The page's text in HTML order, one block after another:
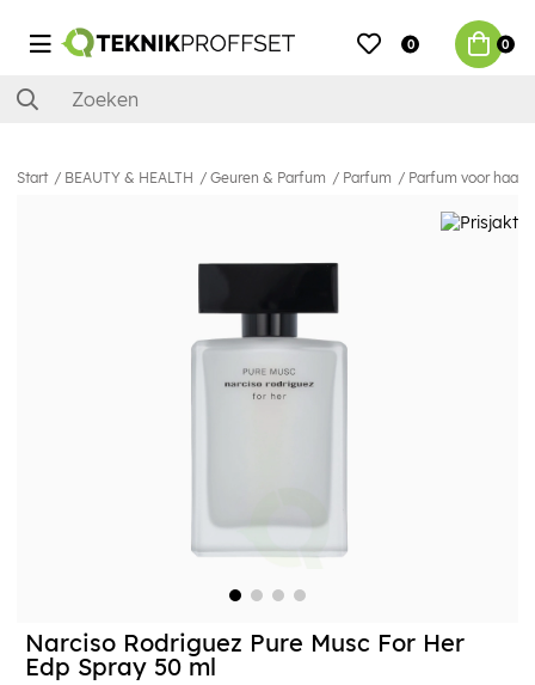
0 0
Start BEAUTY & HEALTH Geuren & Parfum Parfum Parfum voor haar
Narciso Rodriguez Pure Musc For Her
Edp Spray 50 ml